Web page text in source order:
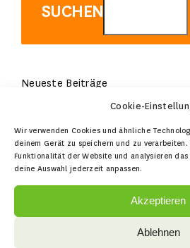
Cookie-
Wir verwenden Cookies und ähnliche
deinem Gerät zu speichern und zu
Funktionalität der Website und analysieren
deine Auswahl jederzeit anpassen.
Akzeptieren
Ablehnen
SUCHEN
Neueste Beiträge
Neueste Kommentare
Es sind keine Kommentare